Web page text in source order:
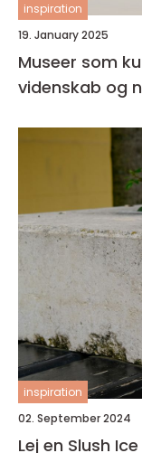
inspiration
19. January 2025
Museer som
videnskab og
inspiration
02. September 2024
Lej en Slush